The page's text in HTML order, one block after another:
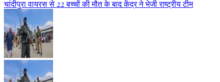
चांदीपुरा वायरस से 22 बच्चों की मौत के बाद केंद्र ने भेजी राष्ट्रीय टीम